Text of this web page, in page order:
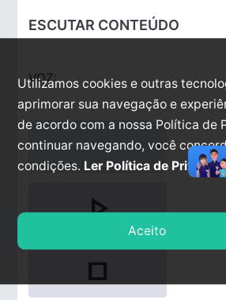
ESCUTAR CONTEÚDO
VOZ:
play_arrow
stop
Utilizamos cookies e outras
aprimorar sua navegação e
de acordo com a nossa Política de
continuar navegando, você
condições. Ler Política de
Aceito